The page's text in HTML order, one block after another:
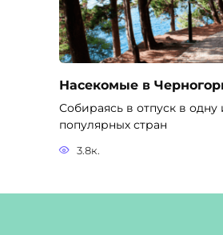
Насекомые в
Собираясь в отпуск в одну
популярных стран
3.8к.